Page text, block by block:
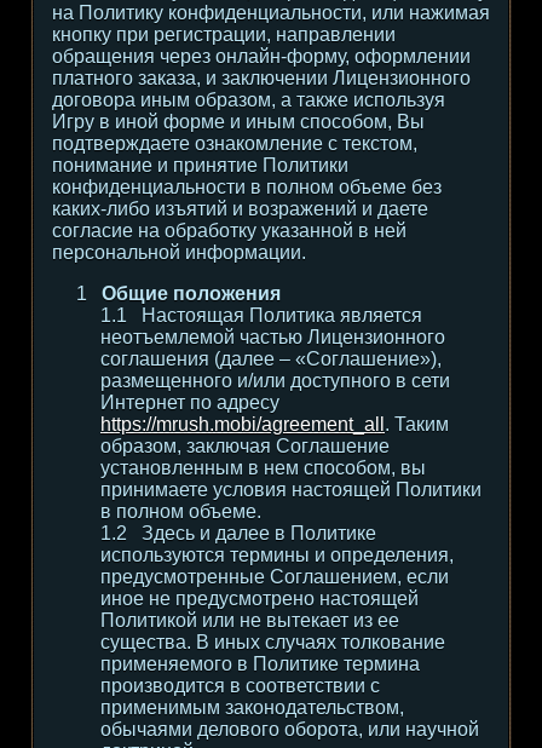
на Политику конфиденциальности, или нажимая
кнопку при регистрации, направлении
обращения через онлайн-форму, оформлении
платного заказа, и заключении Лицензионного
договора иным образом, а также используя
Игру в иной форме и иным способом, Вы
подтверждаете ознакомление с текстом,
понимание и принятие Политики
конфиденциальности в полном объеме без
каких-либо изъятий и возражений и даете
согласие на обработку указанной в ней
персональной информации.
Общие положения
Настоящая Политика является
неотъемлемой частью Лицензионного
соглашения (далее – «Соглашение»),
размещенного и/или доступного в сети
Интернет по адресу
https://mrush.mobi/agreement_all . Таким
образом, заключая Соглашение
установленным в нем способом, вы
принимаете условия настоящей Политики
в полном объеме.
Здесь и далее в Политике
используются термины и определения,
предусмотренные Соглашением, если
иное не предусмотрено настоящей
Политикой или не вытекает из ее
существа. В иных случаях толкование
применяемого в Политике термина
производится в соответствии с
применимым законодательством,
обычаями делового оборота, или научной